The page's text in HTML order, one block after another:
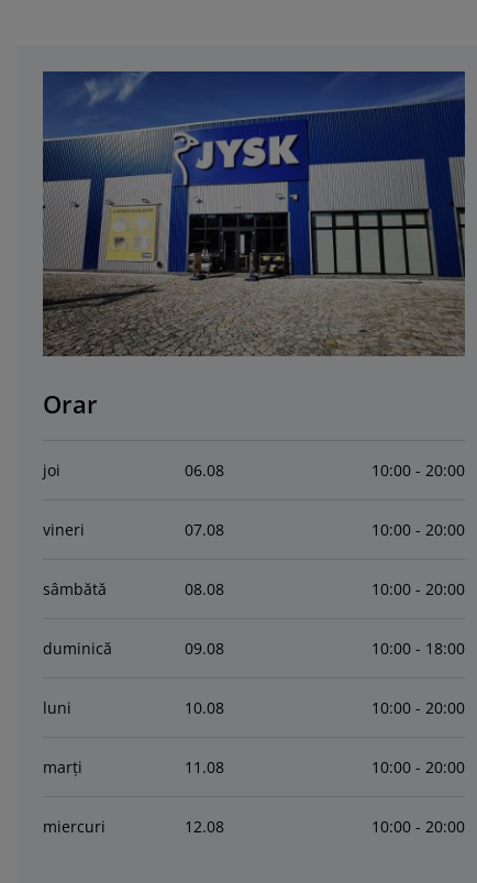
Orar
joi 06.08 10:00 - 20:00
vineri 07.08 10:00 - 20:00
sâmbătă 08.08 10:00 - 20:00
duminică 09.08 10:00 - 18:00
luni 10.08 10:00 - 20:00
marți 11 .08 10:00 - 20:00
miercuri 12.08 10:00 - 20:00